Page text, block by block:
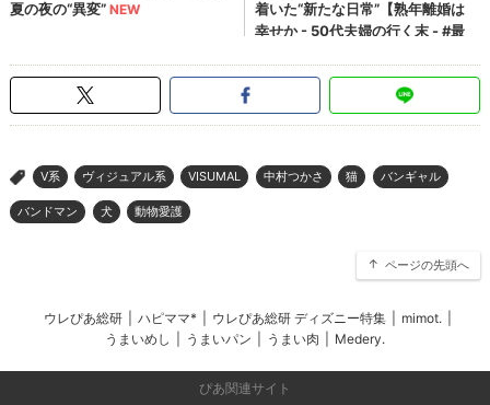
> V系 ヴィジュアル系 VISUMAL 中村つかさ 猫 バンギャル
バンドマン 犬 動物愛護
ページの先頭へ
ウレぴあ総研 ハピママ* ウレぴあ総研 ディズニー特集 mimot.
うまいめし
うまいパン うまい肉 Medery.
ぴあ関連サイト